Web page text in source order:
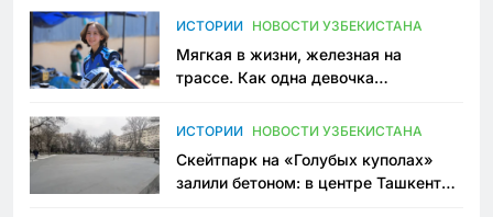
ИСТОРИИ НОВОСТИ УЗБЕКИСТАНА
Мягкая в жизни, железная на
трассе. Как одна девочка
Узбекистане
ИСТОРИИ НОВОСТИ УЗБЕКИСТАНА
Скейтпарк на «Голубых куполах»
залили бетоном: в центре Ташкента